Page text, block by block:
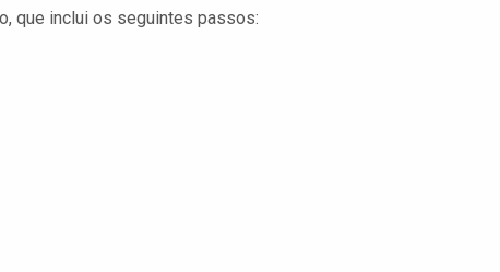
que inclui os seguintes passos: